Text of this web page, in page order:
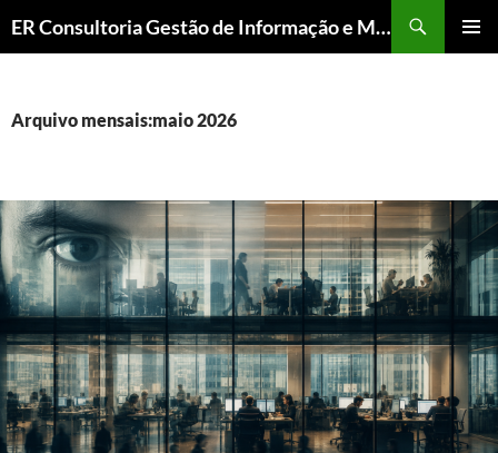
ER Consultoria Gestão de Informação e Memória Institucional
CONTEÚDO
Arquivo mensais:maio 2026